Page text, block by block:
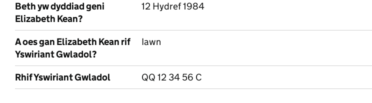
Beth yw dyddiad geni
Elizabeth Kean?
12 Hydref 1984
A oes gan Elizabeth Kean rif
Yswiriant Gwladol?
Iawn
Rhif Yswiriant Gwladol QQ 12 34 56 C